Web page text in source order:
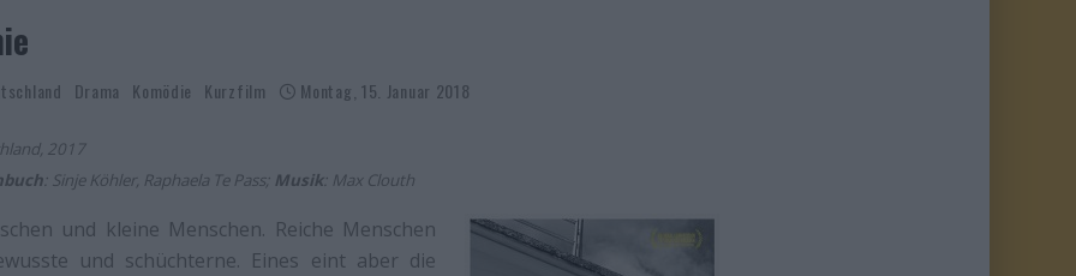
Drama Komödie Kurzfilm Montag, 15. Januar 2018
2017
: Sinje Köhler, Raphaela Te Pass; Musik: Max Clouth
und kleine Menschen. Reiche Menschen
und schüchterne. Eines eint aber die